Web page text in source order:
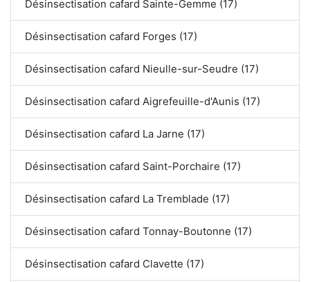
Désinsectisation cafard Sainte-Gemme (17)
Désinsectisation cafard Forges (17)
Désinsectisation cafard Nieulle-sur-Seudre (17)
Désinsectisation cafard Aigrefeuille-d'Aunis (17)
Désinsectisation cafard La Jarne (17)
Désinsectisation cafard Saint-Porchaire (17)
Désinsectisation cafard La Tremblade (17)
Désinsectisation cafard Tonnay-Boutonne (17)
Désinsectisation cafard Clavette (17)